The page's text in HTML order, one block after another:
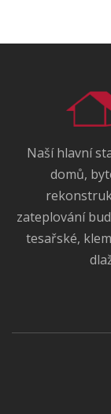
Naší hlavní
domů,
zateplování
tesařské,